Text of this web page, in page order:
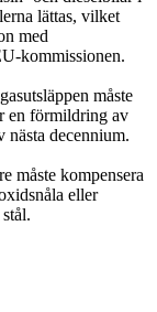
lättas, vilket
med
kommissionen.
måste
en förmildring av
nästa decennium.
måste kompensera
eller